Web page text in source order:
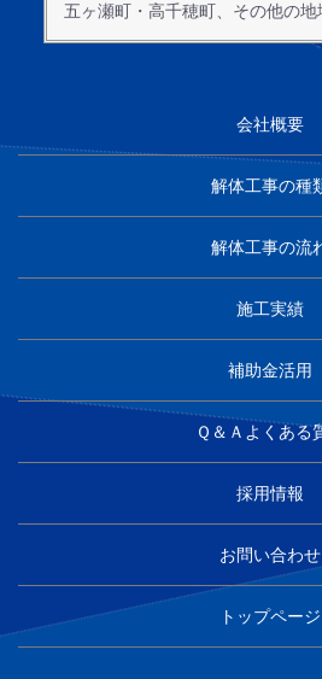
五ヶ瀬町・高千穂町、その他の地
会社概要
解体工事の種
解体工事の流
施工実績
補助金活用
Ｑ＆Ａよくある
採用情報
お問い合わせ
トップページ